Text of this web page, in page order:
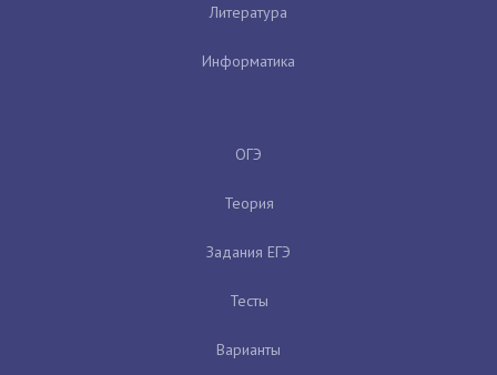
Литература
Информатика
ОГЭ
Теория
Задания ЕГЭ
Тесты
Варианты